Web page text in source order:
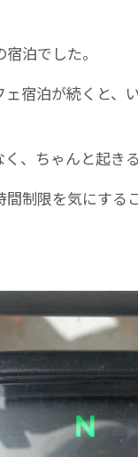
泊でした。
宿泊が続くと、
、ちゃんと起き
制限を気にする